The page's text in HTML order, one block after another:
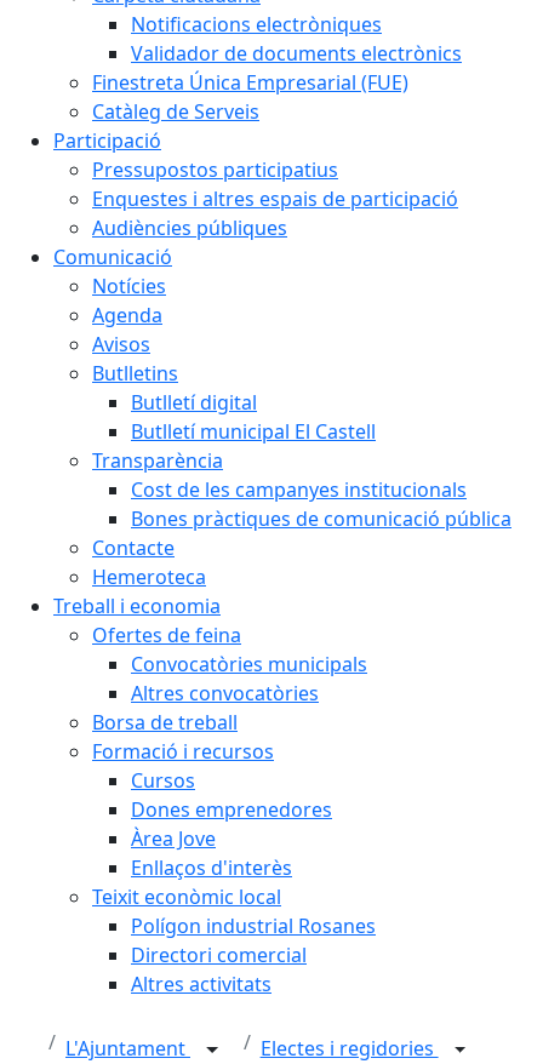
Notificacions electròniques
Validador de documents electrònics
Finestreta Única Empresarial (FUE)
Catàleg de Serveis
Participació
Pressupostos participatius
Enquestes i altres espais de participació
Audiències públiques
Comunicació
Notícies
Agenda
Avisos
Butlletins
Butlletí digital
Butlletí municipal El Castell
Transparència
Cost de les campanyes institucionals
Bones pràctiques de comunicació pública
Contacte
Hemeroteca
Treball i economia
Ofertes de feina
Convocatòries municipals
Altres convocatòries
Borsa de treball
Formació i recursos
Cursos
Dones emprenedores
Àrea Jove
Enllaços d'interès
Teixit econòmic local
Polígon industrial Rosanes
Directori comercial
Altres activitats
L'Ajuntament
Electes i regidories